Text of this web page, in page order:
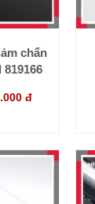
chấn
đ